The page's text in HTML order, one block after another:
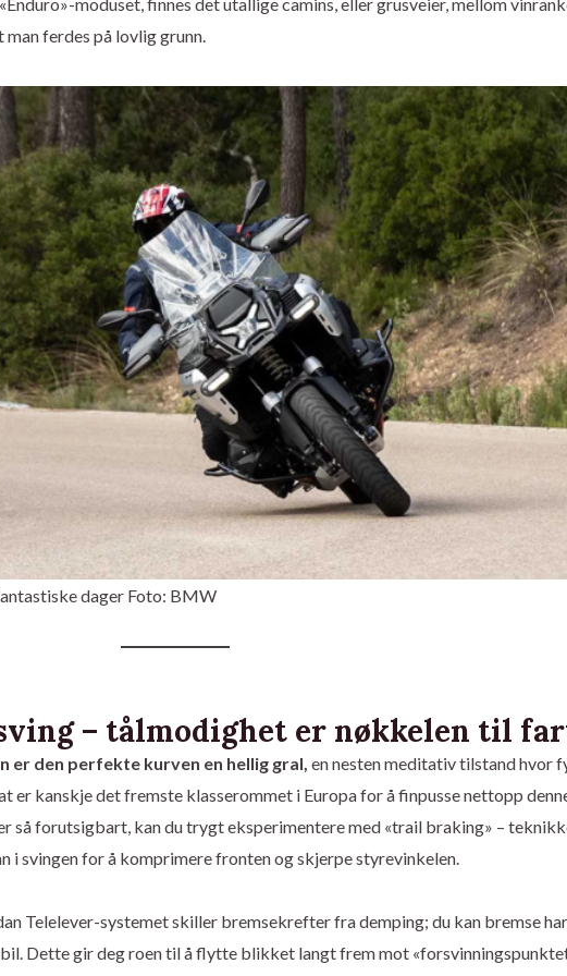
ferdes på lovlig grunn.
dager Foto: BMW
– tålmodighet er nøkkelen til
den perfekte kurven en hellig gral, en nesten meditativ tilstand hvor
er kanskje det fremste klasserommet i Europa for å finpusse nettopp
så forutsigbart, kan du trygt eksperimentere med «trail braking» –
i svingen for å komprimere fronten og skjerpe styrevinkelen.
Telelever-systemet skiller bremsekrefter fra demping; du kan bremse
Dette gir deg roen til å flytte blikket langt frem mot